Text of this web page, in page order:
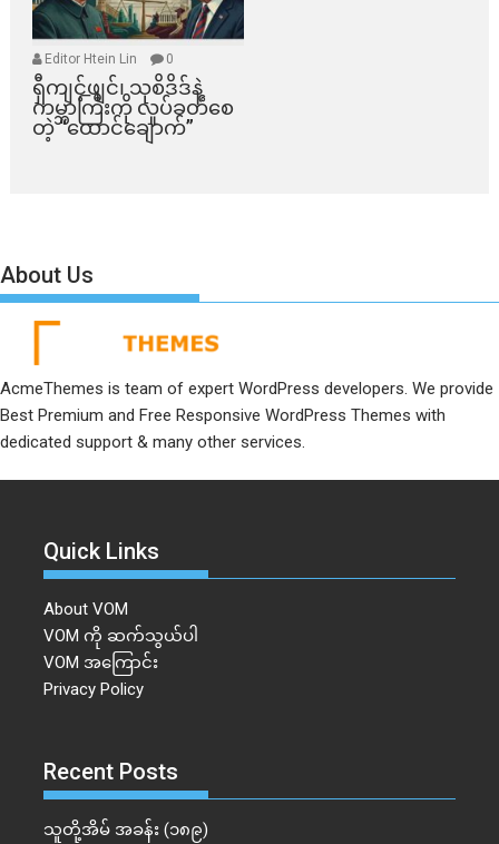
Editor Htein Lin 0
ရှီကျင့်ဖျင်၊ သုစိဒိဒ်နဲ့
ကမ္ဘာကြီးကို လှုပ်ခတ်စေ
တဲ့ “ထောင်ချောက်”
About Us
AcmeThemes is team of expert WordPress developers. We provide
Best Premium and Free Responsive WordPress Themes with
dedicated support & many other services.
Quick Links
About VOM
VOM ကို ဆက်သွယ်ပါ
VOM အကြောင်း
Privacy Policy
Recent Posts
သူတို့အိမ် အခန်း (၁၈၉)